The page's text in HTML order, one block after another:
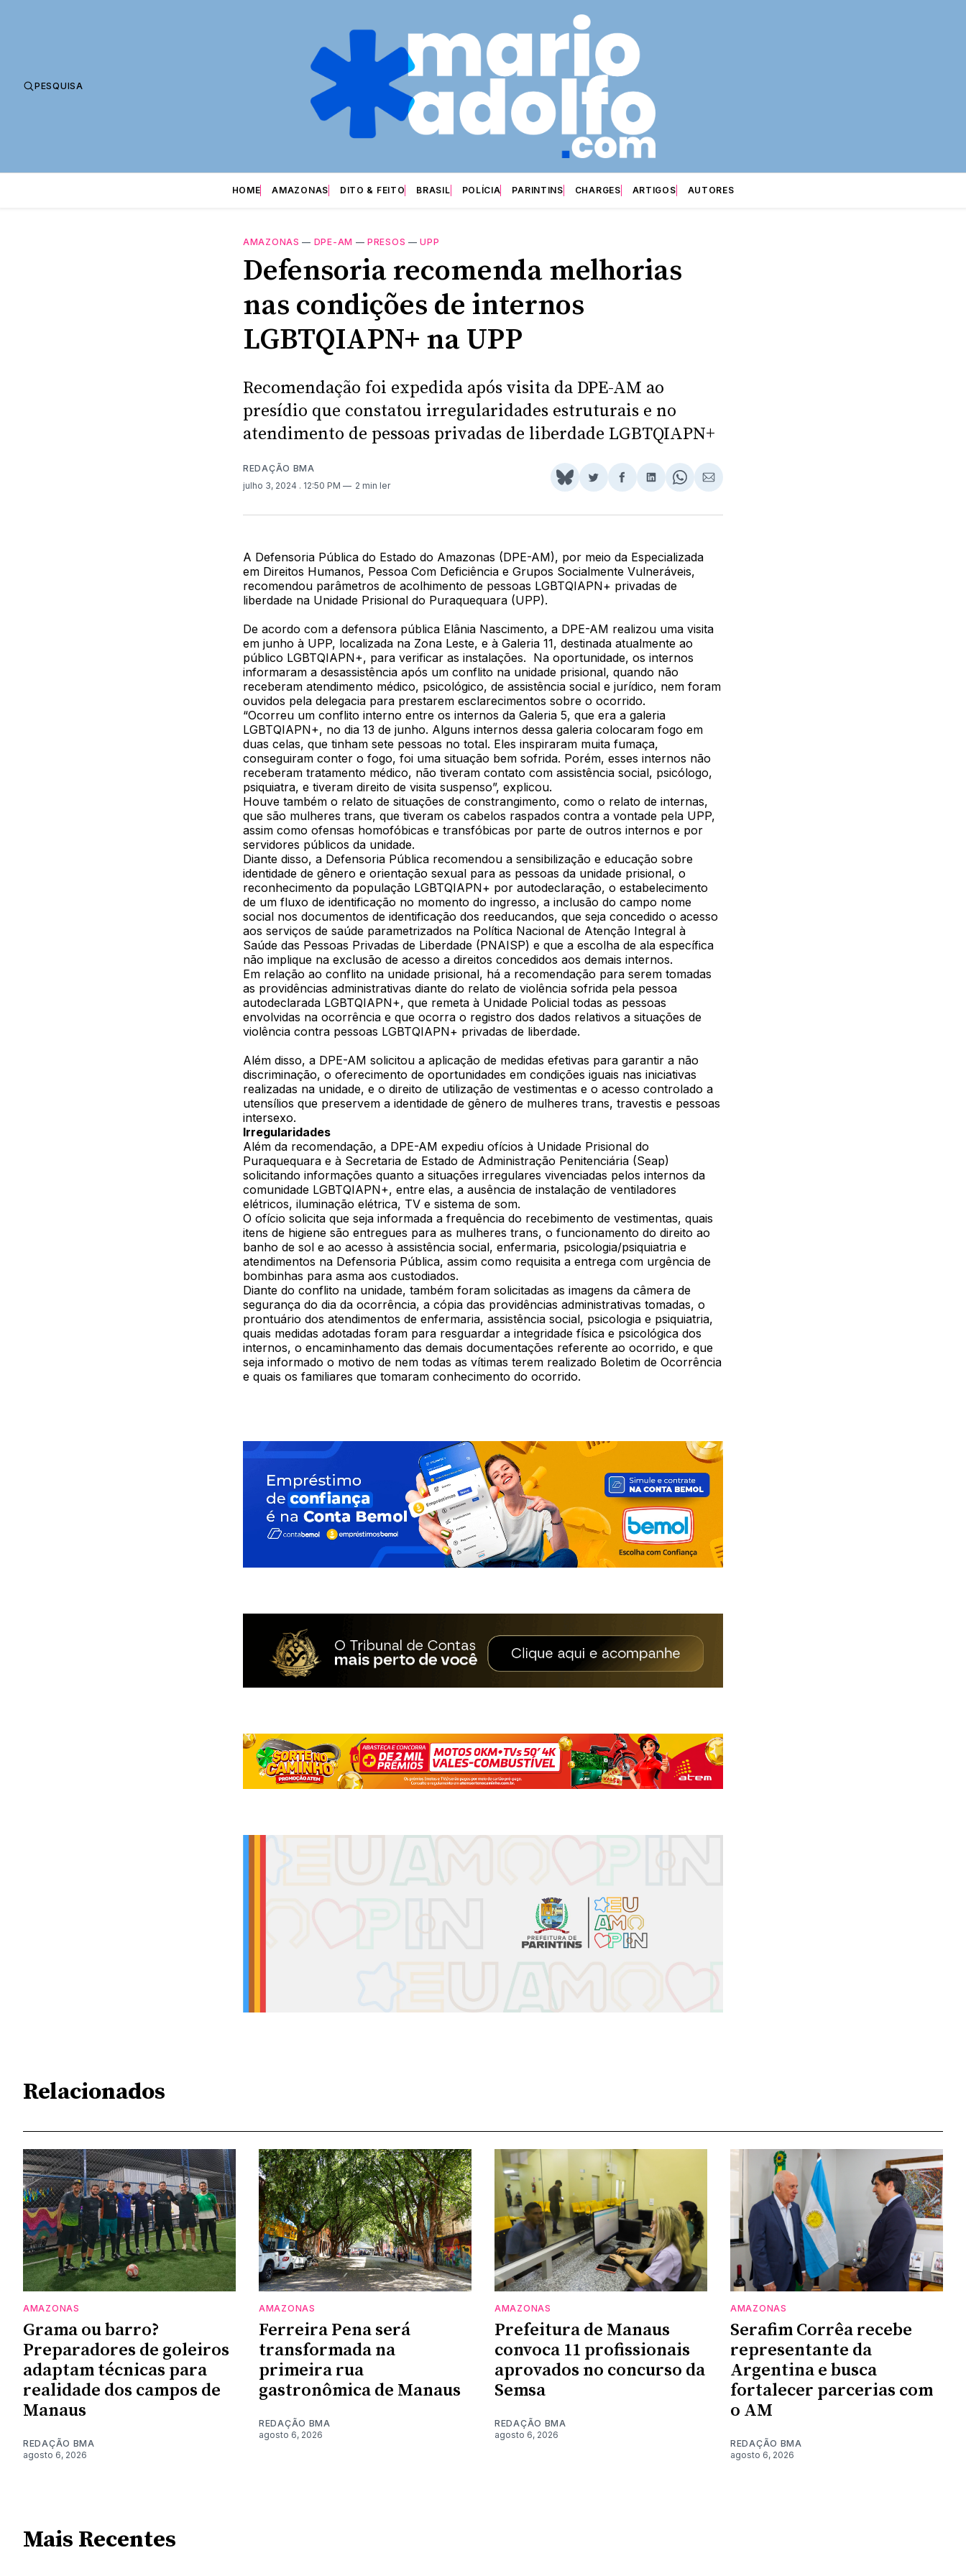
PESQUISA
HOME AMAZONAS DITO & FEITO BRASIL POLÍCIA PARINTINS CHARGES ARTIGOS AUTORES
AMAZONAS — DPE-AM —PRESOS —UPP
Defensoria recomenda melhorias
nas condições de internos
LGBTQIAPN+ na UPP
Recomendação foi expedida após visita da DPE-AM ao
presídio que constatou irregularidades estruturais e no
atendimento de pessoas privadas de liberdade LGBTQIAPN+
REDAÇÃO BMA
julho 3, 2024 . 12:50 PM 2 min ler
Share
BlueSky
Compartilhar
Twitter
Compartilhar
Facebook
Compartilhar
LinkedIn
Share
WhatsApp
Compartilhar
Email
A Defensoria Pública do Estado do Amazonas (DPE-AM), por meio da Especializada
em Direitos Humanos, Pessoa Com Deficiência e Grupos Socialmente Vulneráveis,
recomendou parâmetros de acolhimento de pessoas LGBTQIAPN+ privadas de
liberdade na Unidade Prisional do Puraquequara (UPP).
De acordo com a defensora pública Elânia Nascimento, a DPE-AM realizou uma visita
em junho à UPP, localizada na Zona Leste, e à Galeria 11, destinada atualmente ao
público LGBTQIAPN+, para verificar as instalações. Na oportunidade, os internos
informaram a desassistência após um conflito na unidade prisional, quando não
receberam atendimento médico, psicológico, de assistência social e jurídico, nem foram
ouvidos pela delegacia para prestarem esclarecimentos sobre o ocorrido.
“Ocorreu um conflito interno entre os internos da Galeria 5, que era a galeria
LGBTQIAPN+, no dia 13 de junho. Alguns internos dessa galeria colocaram fogo em
duas celas, que tinham sete pessoas no total. Eles inspiraram muita fumaça,
conseguiram conter o fogo, foi uma situação bem sofrida. Porém, esses internos não
receberam tratamento médico, não tiveram contato com assistência social, psicólogo,
psiquiatra, e tiveram direito de visita suspenso”, explicou.
Houve também o relato de situações de constrangimento, como o relato de internas,
que são mulheres trans, que tiveram os cabelos raspados contra a vontade pela UPP,
assim como ofensas homofóbicas e transfóbicas por parte de outros internos e por
servidores públicos da unidade.
Diante disso, a Defensoria Pública recomendou a sensibilização e educação sobre
identidade de gênero e orientação sexual para as pessoas da unidade prisional, o
reconhecimento da população LGBTQIAPN+ por autodeclaração, o estabelecimento
de um fluxo de identificação no momento do ingresso, a inclusão do campo nome
social nos documentos de identificação dos reeducandos, que seja concedido o acesso
aos serviços de saúde parametrizados na Política Nacional de Atenção Integral à
Saúde das Pessoas Privadas de Liberdade (PNAISP) e que a escolha de ala específica
não implique na exclusão de acesso a direitos concedidos aos demais internos.
Em relação ao conflito na unidade prisional, há a recomendação para serem tomadas
as providências administrativas diante do relato de violência sofrida pela pessoa
autodeclarada LGBTQIAPN+, que remeta à Unidade Policial todas as pessoas
envolvidas na ocorrência e que ocorra o registro dos dados relativos a situações de
violência contra pessoas LGBTQIAPN+ privadas de liberdade.
Além disso, a DPE-AM solicitou a aplicação de medidas efetivas para garantir a não
discriminação, o oferecimento de oportunidades em condições iguais nas iniciativas
realizadas na unidade, e o direito de utilização de vestimentas e o acesso controlado a
utensílios que preservem a identidade de gênero de mulheres trans, travestis e pessoas
intersexo.
Irregularidades
Além da recomendação, a DPE-AM expediu ofícios à Unidade Prisional do
Puraquequara e à Secretaria de Estado de Administração Penitenciária (Seap)
solicitando informações quanto a situações irregulares vivenciadas pelos internos da
comunidade LGBTQIAPN+, entre elas, a ausência de instalação de ventiladores
elétricos, iluminação elétrica, TV e sistema de som.
O ofício solicita que seja informada a frequência do recebimento de vestimentas, quais
itens de higiene são entregues para as mulheres trans, o funcionamento do direito ao
banho de sol e ao acesso à assistência social, enfermaria, psicologia/psiquiatria e
atendimentos na Defensoria Pública, assim como requisita a entrega com urgência de
bombinhas para asma aos custodiados.
Diante do conflito na unidade, também foram solicitadas as imagens da câmera de
segurança do dia da ocorrência, a cópia das providências administrativas tomadas, o
prontuário dos atendimentos de enfermaria, assistência social, psicologia e psiquiatria,
quais medidas adotadas foram para resguardar a integridade física e psicológica dos
internos, o encaminhamento das demais documentações referente ao ocorrido, e que
seja informado o motivo de nem todas as vítimas terem realizado Boletim de Ocorrência
e quais os familiares que tomaram conhecimento do ocorrido.
Relacionados
AMAZONAS
Grama ou barro?
Preparadores de goleiros
adaptam técnicas para
realidade dos campos de
Manaus
REDAÇÃO BMA
agosto 6, 2026
AMAZONAS
Ferreira Pena será
transformada na
primeira rua
gastronômica de Manaus
REDAÇÃO BMA
agosto 6, 2026
AMAZONAS
Prefeitura de Manaus
convoca 11 profissionais
aprovados no concurso da
Semsa
REDAÇÃO BMA
agosto 6, 2026
AMAZONAS
Serafim Corrêa recebe
representante da
Argentina e busca
fortalecer parcerias com
o AM
REDAÇÃO BMA
agosto 6, 2026
Mais Recentes